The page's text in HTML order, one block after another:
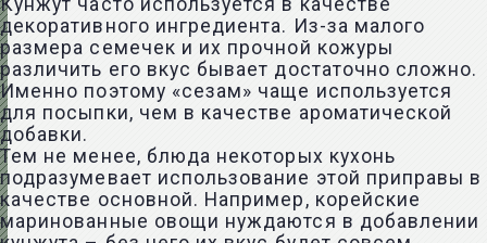
Кунжут часто используется в качестве
декоративного ингредиента. Из-за малого
размера семечек и их прочной кожуры
различить его вкус бывает достаточно сложно.
Именно поэтому «сезам» чаще используется
для посыпки, чем в качестве ароматической
добавки.
Тем не менее, блюда некоторых кухонь
подразумевает использование этой приправы в
качестве основной. Например, корейские
маринованные овощи нуждаются в добавлении